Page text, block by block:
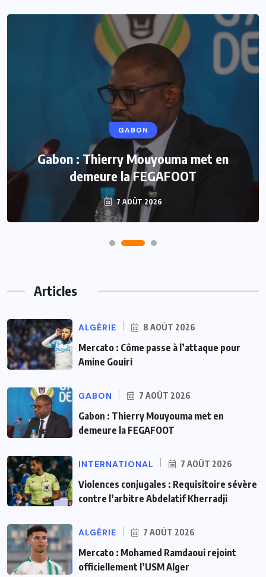
GABON
Gabon : Thierry Mouyouma met en
demeure la FEGAFOOT
7 AOÛT 2026
Articles
ALGÉRIE 8 AOÛT 2026
Mercato : Côme passe à l’attaque pour
Amine Gouiri
GABON 7 AOÛT 2026
Gabon : Thierry Mouyouma met en
demeure la FEGAFOOT
INTERNATIONAL 7 AOÛT 2026
Violences conjugales : Requisitoire sévère
contre l’arbitre Abdelatif Kherradji
ALGÉRIE 7 AOÛT 2026
Mercato : Mohamed Ramdaoui rejoint
officiellement l’USM Alger